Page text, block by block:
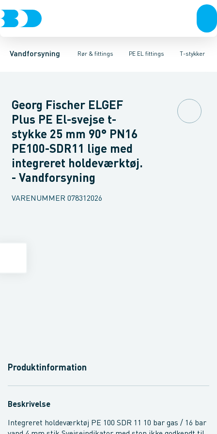
Vandforsyning Rør & fittings
Rør & fittingsKoblinger & anboringerMuffer, klemmer &
PE EL fittings
PE rørPE EL fittingsPE fittings Duktiljern fittings T-stykker
VinklerT-stykker SvejsemufferReduktionerAnboringssadler-
Georg Fischer ELGEF
Plus PE El-svejse t-
stykke 25 mm 90° PN16
PE100-SDR11 lige med
integreret holdeværktøj.
- Vandforsyning
VARENUMMER 078312026
Produktinformation
Beskrivelse
Integreret holdeværktøj PE 100 SDR 11 10 bar gas / 16 bar